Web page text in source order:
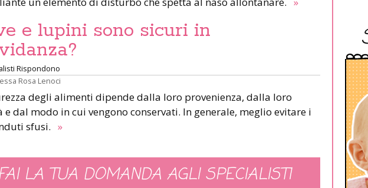
e lupini sono sicuri in
Rispondono
Rosa Lenoci
degli alimenti dipende dalla loro provenienza, dalla loro
dal modo in cui vengono conservati. In generale, meglio evitare i
sfusi. »
LA TUA DOMANDA AGLI SPECIALISTI